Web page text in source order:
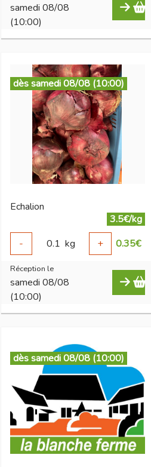
samedi 08/08
(10:00)
dès samedi 08/08 (10:00)
Echalion
3.5€/kg
-
0.1 kg + 0.35€
Réception le
samedi 08/08
(10:00)
dès samedi 08/08 (10:00)